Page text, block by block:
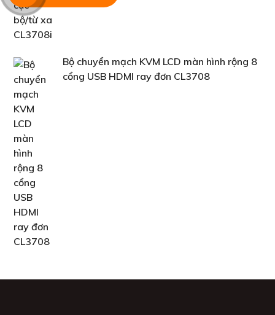
Bộ chuyển mạch KVM LCD màn hình rộng 8
cổng USB HDMI ray đơn CL3708